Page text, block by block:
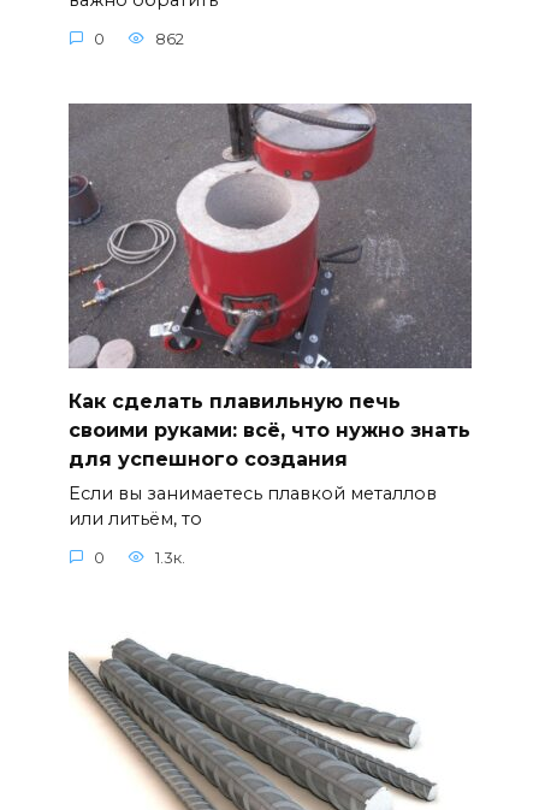
0 862
Как сделать плавильную печь
своими руками: всё, что нужно знать
для успешного создания
Если вы занимаетесь плавкой металлов
или литьём, то
0 1.3к.